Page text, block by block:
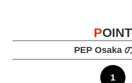
POINT
PEP Osaka
1